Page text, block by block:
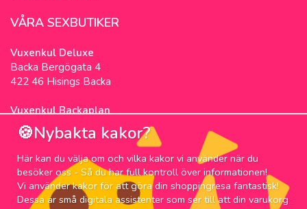
VÅRA SEXBUTIKER
Vuxenkul Deluxe
Backa Bergögata 4
422 46 Hisings Backa
Vuxenkul Backaplan
Färgfabriksgatan 3
417 05 Göteborg
NYHETSBREV
Prenumerera på nyhetsbrevet för våra bästa
🍪Nybakta kakor?
Här kan du välja om och vilka kakor vi använder när du
besöker oss - Så du har full kontroll över informationen!
Vi använder kakor för att göra din shoppingresa fantastisk!
Dessa är små digitala assistenter som ser till att din varukorg